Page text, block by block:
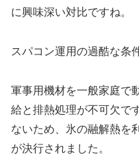
に興味深い対比ですね。
スパコン運用の過酷な条
軍事用機材を一般家庭で
給と排熱処理が不可欠で
ないため、氷の融解熱を
が決行されました。